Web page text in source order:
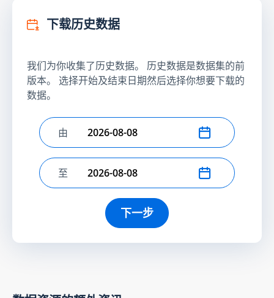
下载历史数据
我们为你收集了历史数据。 历史数据是数据集的前
版本。 选择开始及结束日期然后选择你想要下载的
数据。
选择开始日期
由
选择结束日期
至
下一步